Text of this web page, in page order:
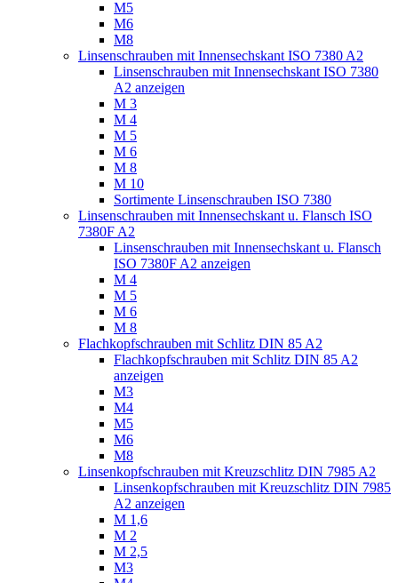
M5
M6
M8
Linsenschrauben mit Innensechskant ISO 7380 A2
Linsenschrauben mit Innensechskant ISO 7380
A2 anzeigen
M 3
M 4
M 5
M 6
M 8
M 10
Sortimente Linsenschrauben ISO 7380
Linsenschrauben mit Innensechskant u. Flansch ISO
7380F A2
Linsenschrauben mit Innensechskant u. Flansch
ISO 7380F A2 anzeigen
M 4
M 5
M 6
M 8
Flachkopfschrauben mit Schlitz DIN 85 A2
Flachkopfschrauben mit Schlitz DIN 85 A2
anzeigen
M3
M4
M5
M6
M8
Linsenkopfschrauben mit Kreuzschlitz DIN 7985 A2
Linsenkopfschrauben mit Kreuzschlitz DIN 7985
A2 anzeigen
M 1,6
M 2
M 2,5
M3